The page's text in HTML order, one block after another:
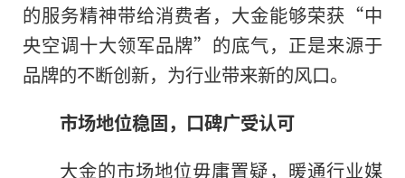
的服务精神带给消费者，大金能够荣获“中
央空调十大领军品牌”的底气，正是来源于
品牌的不断创新，为行业带来新的风口。
市场地位稳固，口碑广受认可
大金的市场地位毋庸置疑，暖通行业媒